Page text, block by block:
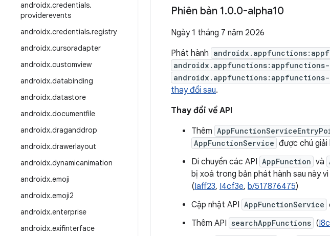
androidx.credentials.
providerevents
androidx.credentials.registry
androidx.cursoradapter
androidx.customview
androidx.databinding
androidx.datastore
androidx.documentfile
androidx.draganddrop
androidx.drawerlayout
androidx.dynamicanimation
androidx.emoji
androidx.emoji2
androidx.enterprise
androidx.exifinterface
Phiên bản 1.0.0-alpha10
Ngày 1 tháng 7 năm 2026
Phát hành
thay đổi sau.
Thay đổi về API
Thêm
AppFunctionService được chú giải
Di chuyển các API AppFunction và
bị xoá trong bản phát hành sau này
(Iaff23, I4cf3e, b/517876475)
Cập nhật API AppFunctionService
Thêm API searchAppFunctions (